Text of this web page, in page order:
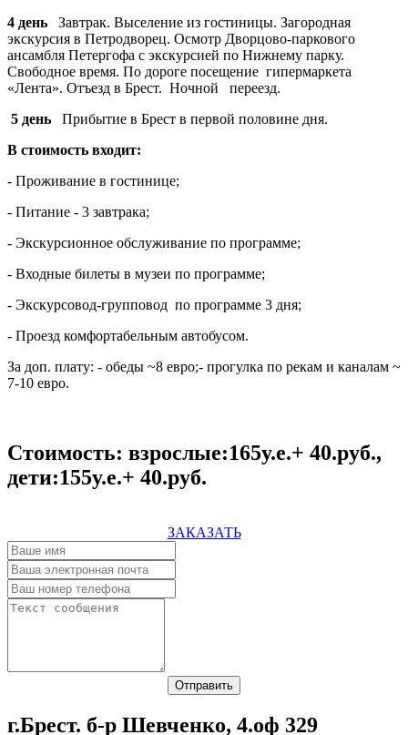
4 день Завтрак. Выселение из гостиницы. Загородная
экскурсия в Петродворец. Осмотр Дворцово-паркового
ансамбля Петергофа с экскурсией по Нижнему парку.
Свободное время. По дороге посещение гипермаркета
«Лента». Отъезд в Брест. Ночной переезд.
5 день Прибытие в Брест в первой половине дня.
В стоимость входит:
- Проживание в гостинице;
- Питание - 3 завтрака;
- Экскурсионное обслуживание по программе;
- Входные билеты в музеи по программе;
- Экскурсовод-групповод по программе 3 дня;
- Проезд комфортабельным автобусом.
За доп. плату: - обеды ~8 евро;- прогулка по рекам и каналам ~
7-10 евро.
Стоимость: взрослые:165у.е.+ 40.руб.,
дети:155у.е.+ 40.руб.
ЗАКАЗАТЬ
Отправить
г.Брест. б-р Шевченко, 4.оф 329